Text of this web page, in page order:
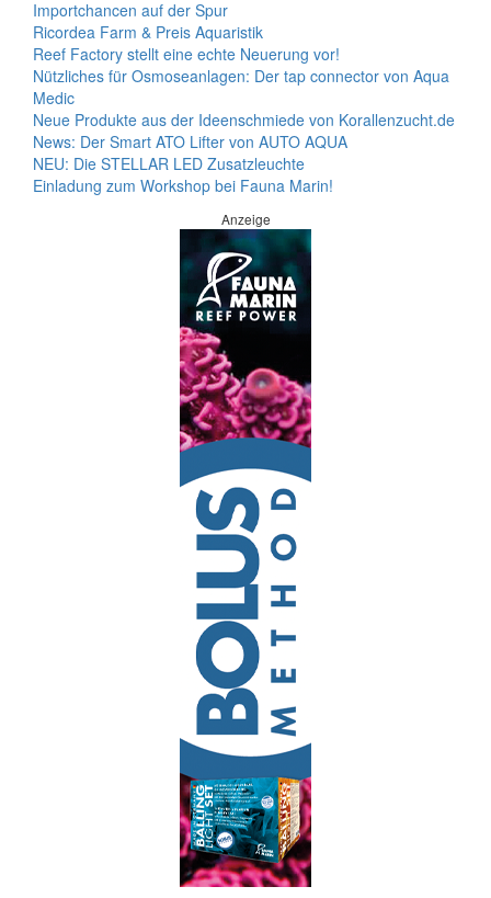
Importchancen auf der Spur
Ricordea Farm & Preis Aquaristik
Reef Factory stellt eine echte Neuerung vor!
Nützliches für Osmoseanlagen: Der tap connector von Aqua
Medic
Neue Produkte aus der Ideenschmiede von Korallenzucht.de
News: Der Smart ATO Lifter von AUTO AQUA
NEU: Die STELLAR LED Zusatzleuchte
Einladung zum Workshop bei Fauna Marin!
Anzeige